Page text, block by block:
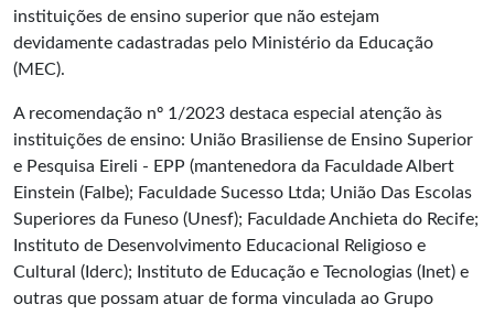
instituições de ensino superior que não estejam
devidamente cadastradas pelo Ministério da Educação
(MEC).
A recomendação nº 1/2023 destaca especial atenção às
instituições de ensino: União Brasiliense de Ensino Superior
e Pesquisa Eireli - EPP (mantenedora da Faculdade Albert
Einstein (Falbe); Faculdade Sucesso Ltda; União Das Escolas
Superiores da Funeso (Unesf); Faculdade Anchieta do Recife;
Instituto de Desenvolvimento Educacional Religioso e
Cultural (Iderc); Instituto de Educação e Tecnologias (Inet) e
outras que possam atuar de forma vinculada ao Grupo